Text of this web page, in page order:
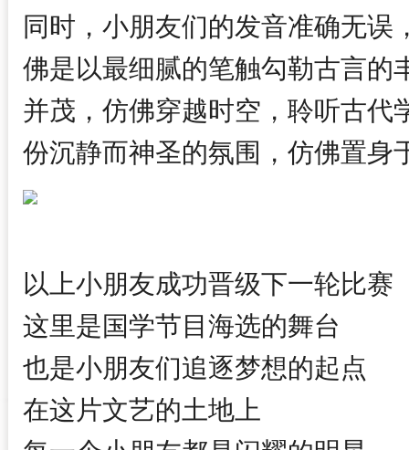
同时，小朋友们的发音准确无
佛是以最细腻的笔触勾勒古言的
并茂，仿佛穿越时空，聆听古代
份沉静而神圣的氛围，仿佛置身
以上小朋友成功晋级下一轮比赛
这里是国学节目海选的舞台
也是小朋友们追逐梦想的起点
在这片文艺的土地上